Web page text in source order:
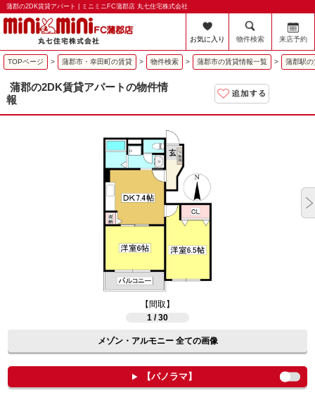
蒲郡の2DK賃貸アパート | ミニミニFC蒲郡店 丸七住宅株式会社
お気に入り 物件検索 来店予約
TOPページ > 蒲郡市・幸田町の賃貸 > 物件検索 > 蒲郡市の賃貸情報一覧 > 蒲郡駅
蒲郡の2DK賃貸アパートの物件情
報
【間取】
1 / 30
メゾン・アルモニー 全ての画像
【パノラマ】